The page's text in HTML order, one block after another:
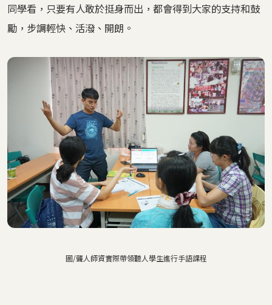
同學看，只要有人敢於挺身而出，都會得到大家的支持和鼓
勵，步調輕快、活潑、開朗。
圖/聾人師資實際帶領聽人學生進行手語課程